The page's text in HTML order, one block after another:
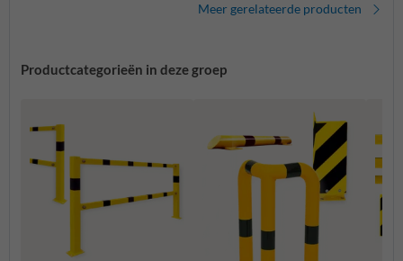
Meer gerelateerde producten
Productcategorieën in deze groep